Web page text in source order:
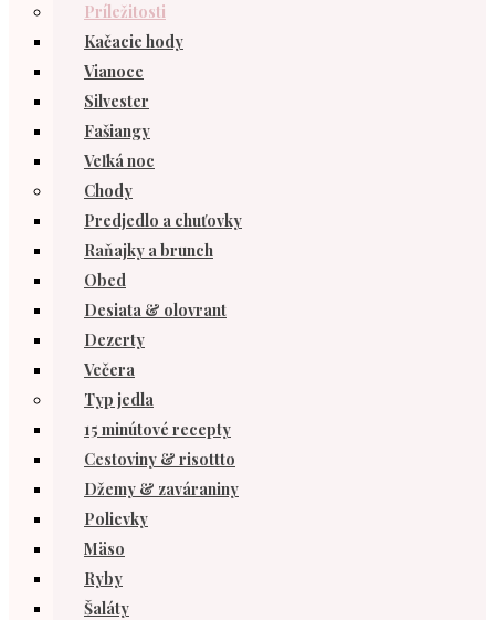
Príležitosti
Kačacie hody
Vianoce
Silvester
Fašiangy
Veľká noc
Chody
Predjedlo a chuťovky
Raňajky a brunch
Obed
Desiata & olovrant
Dezerty
Večera
Typ jedla
15 minútové recepty
Cestoviny & risottto
Džemy & zaváraniny
Polievky
Mäso
Ryby
Šaláty